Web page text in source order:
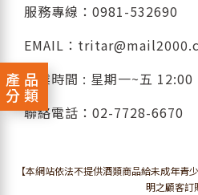
產品
分類
服務專線： 0981-532690
EMAIL：
營業時間 : 星期一~五
聯絡電話： 02-7728-6670
【本網站依法不提供酒類商品給未成年青
明之顧客訂